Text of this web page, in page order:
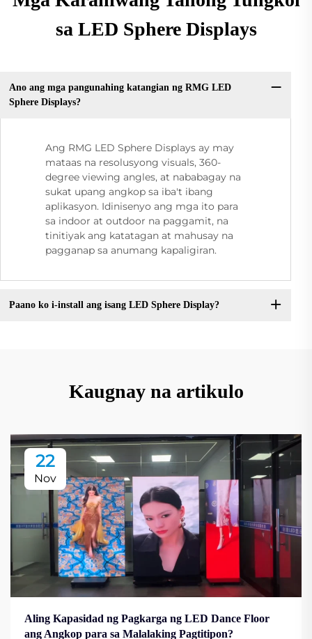
sa LED Sphere Displays
Ano ang mga pangunahing katangian ng RMG LED
Sphere Displays?
Ang RMG LED Sphere Displays ay may
mataas na resolusyong visuals, 360-
degree viewing angles, at nababagay na
sukat upang angkop sa iba't ibang
aplikasyon. Idinisenyo ang mga ito para
sa indoor at outdoor na paggamit, na
tinitiyak ang katatagan at mahusay na
pagganap sa anumang kapaligiran.
Paano ko i-install ang isang LED Sphere Display?
Kaugnay na artikulo
22
Nov
Aling Kapasidad ng Pagkarga ng LED Dance Floor
ang Angkop para sa Malalaking Pagtitipon?